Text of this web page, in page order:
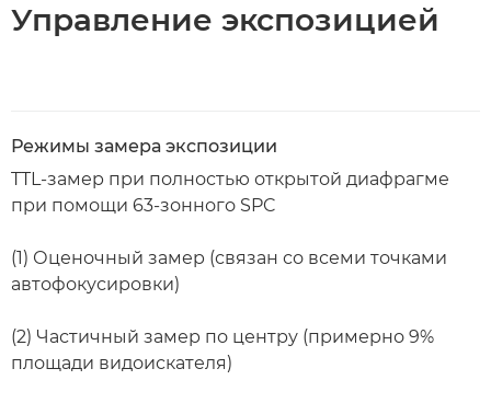
Управление экспозицией
Режимы замера экспозиции
TTL-замер при полностью открытой диафрагме
при помощи 63-зонного SPC
(1) Оценочный замер (связан со всеми точками
автофокусировки)
(2) Частичный замер по центру (примерно 9%
площади видоискателя)